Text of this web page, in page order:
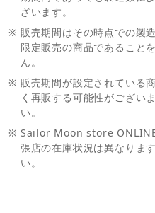
ざいます。
※ 販売期間はその時点での製
限定販売の商品であること
ん。
※ 販売期間が設定されている
く再販する可能性がござい
い。
※ Sailor Moon store
張店の在庫状況は異なりま
い。